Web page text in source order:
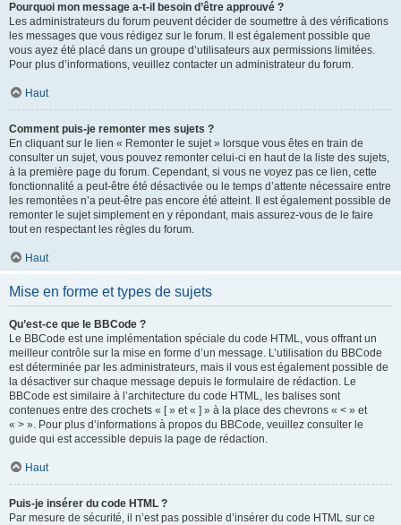
Pourquoi mon message a-t-il besoin d’être approuvé ?
Les administrateurs du forum peuvent décider de soumettre à des vérifications
les messages que vous rédigez sur le forum. Il est également possible que
vous ayez été placé dans un groupe d’utilisateurs aux permissions limitées.
Pour plus d’informations, veuillez contacter un administrateur du forum.
Haut
Comment puis-je remonter mes sujets ?
En cliquant sur le lien « Remonter le sujet » lorsque vous êtes en train de
consulter un sujet, vous pouvez remonter celui-ci en haut de la liste des sujets,
à la première page du forum. Cependant, si vous ne voyez pas ce lien, cette
fonctionnalité a peut-être été désactivée ou le temps d’attente nécessaire entre
les remontées n’a peut-être pas encore été atteint. Il est également possible de
remonter le sujet simplement en y répondant, mais assurez-vous de le faire
tout en respectant les règles du forum.
Haut
Mise en forme et types de sujets
Qu’est-ce que le BBCode ?
Le BBCode est une implémentation spéciale du code HTML, vous offrant un
meilleur contrôle sur la mise en forme d’un message. L’utilisation du BBCode
est déterminée par les administrateurs, mais il vous est également possible de
la désactiver sur chaque message depuis le formulaire de rédaction. Le
BBCode est similaire à l’architecture du code HTML, les balises sont
contenues entre des crochets « [ » et « ] » à la place des chevrons « < » et
« > ». Pour plus d’informations à propos du BBCode, veuillez consulter le
guide qui est accessible depuis la page de rédaction.
Haut
Puis-je insérer du code HTML ?
Par mesure de sécurité, il n’est pas possible d’insérer du code HTML sur ce